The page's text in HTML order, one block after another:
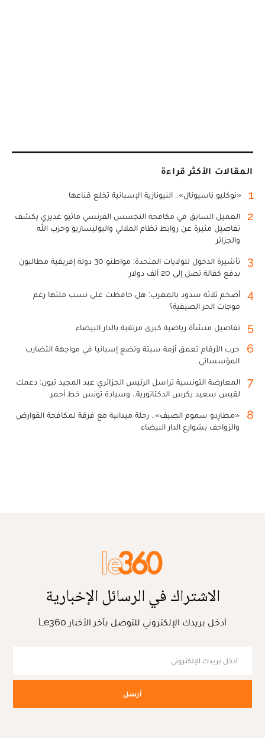
المقالات الأكثر قراءة
1 «نوكليو ناسيونال».. النيونازية الإسبانية تخلع قناعها
2
العميل السابق في مكافحة التجسس الفرنسي ماثيو غديري يكشف
تفاصيل مثيرة عن روابط نظام الملالي والبوليساريو وحزب الله
والجزائر
3
تأشيرة الدخول للولايات المتحدة: مواطنو 30 دولة إفريقية مطالبون
بدفع كفالة تصل إلى 20 ألف دولار
4
أضخم ثلاثة سدود بالمغرب: هل حافظت على نسب ملئها رغم
موجات الحر الصيفية؟
5 تفاصيل منشأة رياضية كبرى مرتقبة بالدار البيضاء
6
حرب الأرقام تعمق أزمة سبتة وتضع إسبانيا في مواجهة التضارب
المؤسساتي
7
المعارضة التونسية تراسل الرئيس الجزائري عبد المجيد تبون: دعمك
لقيس سعيد يكرس الدكتاتورية.. وسيادة تونس خط أحمر
8
«مطارِدو سموم الصيف».. رحلة ميدانية مع فرقة لمكافحة القوارض
والزواحف بشوارع الدار البيضاء
الاشتراك في الرسائل الإخبارية
أدخل بريدك الإلكتروني للتوصل بآخر الأخبار Le360
أرسل